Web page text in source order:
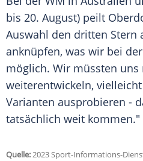
bis 20. August) peilt
Auswahl den dritten Stern
anknüpfen, was wir bei
möglich. Wir müssten uns
weiterentwickeln,
Varianten ausprobieren -
tatsächlich weit kommen."
Quelle:2023 Sport-Informations-